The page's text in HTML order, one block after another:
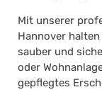
Mit unserer
Hannover halten
sauber und
oder
gepflegtes